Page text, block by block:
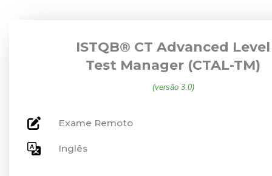
ISTQB® CT Advanced Level
Test Manager (CTAL-TM)
(versão 3.0)
Exame Remoto
Inglês